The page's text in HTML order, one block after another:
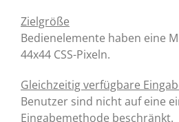
Zielgröße
Bedienelemente haben eine
44x44 CSS-Pixeln.
Gleichzeitig verfügbare
Benutzer sind nicht auf eine
Eingabemethode beschränkt.